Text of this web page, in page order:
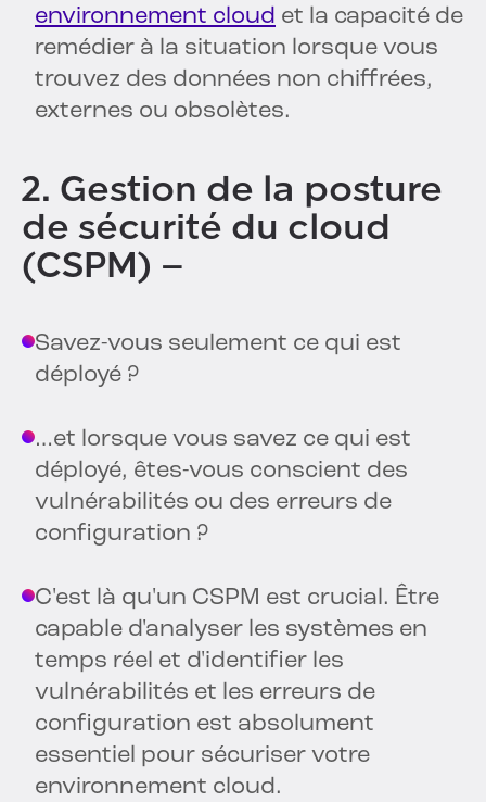
environnement cloud et la capacité de
remédier à la situation lorsque vous
trouvez des données non chiffrées,
externes ou obsolètes.
2. Gestion de la posture
de sécurité du cloud
(CSPM) –
Savez-vous seulement ce qui est
déployé ?
…et lorsque vous savez ce qui est
déployé, êtes-vous conscient des
vulnérabilités ou des erreurs de
configuration ?
C'est là qu'un CSPM est crucial. Être
capable d'analyser les systèmes en
temps réel et d'identifier les
vulnérabilités et les erreurs de
configuration est absolument
essentiel pour sécuriser votre
environnement cloud.